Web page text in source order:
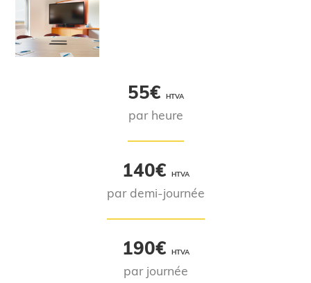
55€ HTVA
par heure
140€ HTVA
par demi-journée
190€ HTVA
par journée